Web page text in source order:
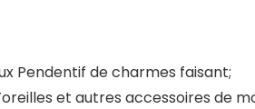
Pendentif de charmes faisant;
et autres accessoires de